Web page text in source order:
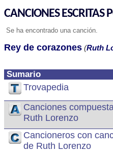
CANCIONES ESCRITAS
Se ha encontrado una canción.
Sumario
Trovapedia
Canciones
Ruth Lorenzo
Cancioneros con
de Ruth Lorenzo
Rey de corazones (Ruth